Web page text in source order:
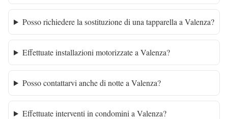
Posso richiedere la sostituzione di una tapparella a Valenza?
Effettuate installazioni motorizzate a Valenza?
Posso contattarvi anche di notte a Valenza?
Effettuate interventi in condomini a Valenza?